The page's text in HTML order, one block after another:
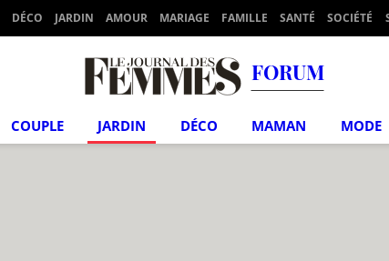
DÉCO JARDIN AMOUR MARIAGE FAMILLE SANTÉ SOCIÉTÉ
FORUM
COUPLE JARDIN DÉCO MAMAN MODE